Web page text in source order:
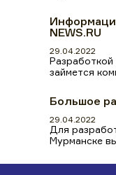
NEWS.RU
29.04.2022
займется
Большое
29.04.2022
Для
Мурманске